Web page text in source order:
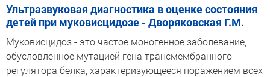
Ультразвуковая диагностика в оценке состояния
детей при муковисцидозе - Дворяковская Г.М.
Муковисцидоз - это частое моногенное заболевание,
обусловленное мутацией гена трансмембранного
регулятора белка, характеризующееся поражением всех